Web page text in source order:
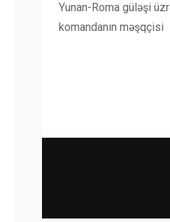
Yunan-Roma güləşi
komandanın məşqçisi